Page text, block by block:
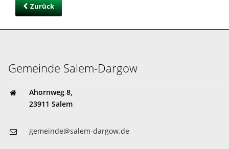
Zurück
Gemeinde Salem-Dargow
Ahornweg 8,
23911 Salem
gemeinde@salem-dargow.de